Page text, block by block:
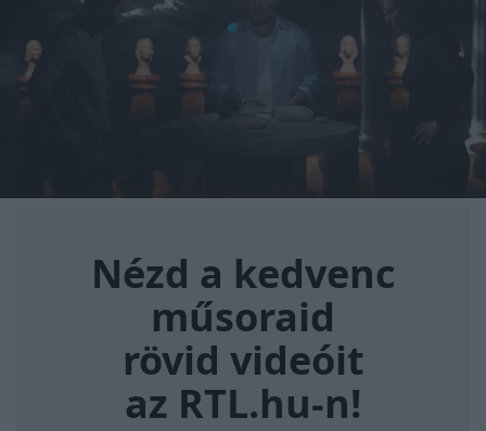
Nézd a kedvenc
műsoraid
rövid videóit
az RTL.hu-n!